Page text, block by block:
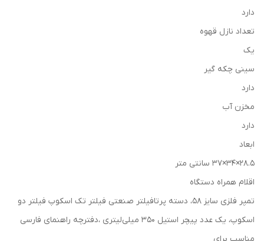
دارد
تعداد نازل قهوه
یک
سینی چکه گیر
دارد
مخزن آب
دارد
ابعاد
28.5×34×37 سانتی متر
اقلام همراه دستگاه
تمپر فلزی سایز 58، دسته پرتافیلتر صنعتی فیلتر تک اسکوپ فیلتر دو
اسکوپ، یک عدد پیچر استیل 350 میلی‌لیتری ،دفترچه راهنمای فارسی